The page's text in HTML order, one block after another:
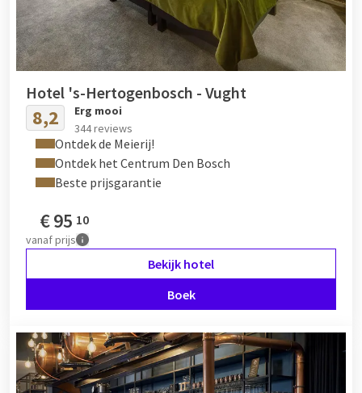
Voor meer informatie kunt ten alle tijden contact opnemen
met de hotels.
Hotel 's-Hertogenbosch - Vught
8,2
Erg mooi
344 reviews
Ontdek de Meierij!
Ontdek het Centrum Den Bosch
Beste prijsgarantie
€95 10
vanafprijs
Bekijk hotel
Boek